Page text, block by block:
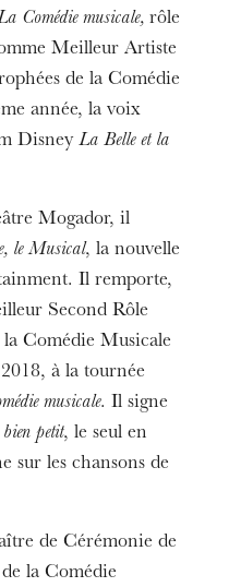
Comédie musicale, rôle
Meilleur Artiste
de la Comédie
année, la voix
DisneyLa Belle et la
Mogador, il
le Musical, la nouvelle
Il remporte,
Second Rôle
Comédie Musicale
à la tournée
musicale. Il signe
bien petit, le seul en
sur les chansons de
de Cérémonie de
la Comédie